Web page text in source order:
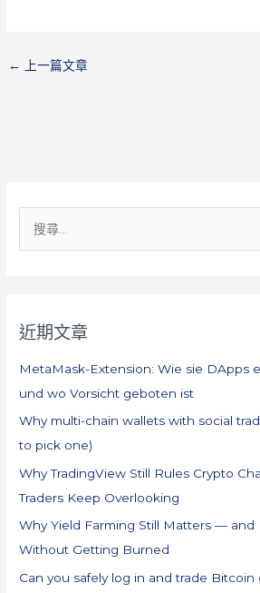
← 上一篇文章
字
近期文章
MetaMask-Extension: Wie sie DApps
und wo Vorsicht geboten ist
Why multi-chain wallets with social
to pick one)
Why TradingView Still Rules Crypto
Traders Keep Overlooking
Why Yield Farming Still Matters —
Without Getting Burned
Can you safely log in and trade